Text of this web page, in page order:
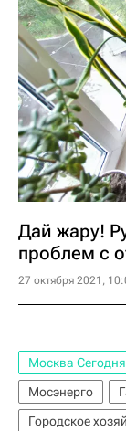
Дай жару!
проблем с
27 октября 2021,
Москва
Мосэнерго
Городское